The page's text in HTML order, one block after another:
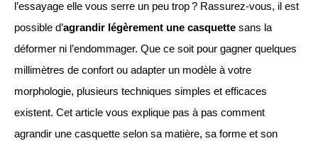
l’essayage elle vous serre un peu trop ? Rassurez-vous, il est
possible d’agrandir légèrement une casquette sans la
déformer ni l’endommager. Que ce soit pour gagner quelques
millimètres de confort ou adapter un modèle à votre
morphologie, plusieurs techniques simples et efficaces
existent. Cet article vous explique pas à pas comment
agrandir une casquette selon sa matière, sa forme et son